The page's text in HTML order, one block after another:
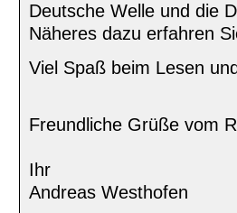
Deutsche Welle und die
Näheres dazu erfahren
Viel Spaß beim Lesen
Freundliche Grüße vom
Ihr
Andreas Westhofen